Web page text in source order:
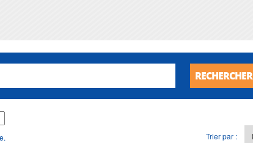
RECHERCHER
Trier par :